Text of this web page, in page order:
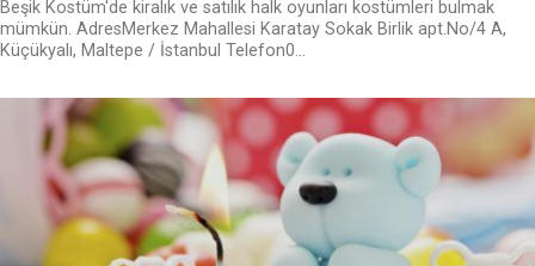
Beşik Kostüm'de kiralık ve satılık halk oyunları kostümleri bulmak
mümkün. AdresMerkez Mahallesi Karatay Sokak Birlik apt.No/4 A,
Küçükyalı, Maltepe / İstanbul Telefon0...